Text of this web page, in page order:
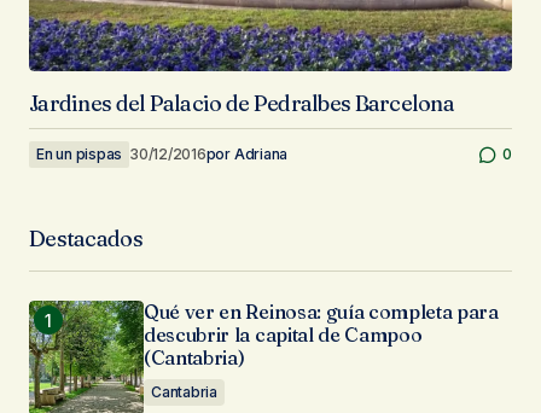
Jardines del Palacio de Pedralbes Barcelona
En un pispas 30/12/2016por Adriana 0
Destacados
Qué ver en Reinosa: guía completa para
descubrir la capital de Campoo
(Cantabria)
Cantabria